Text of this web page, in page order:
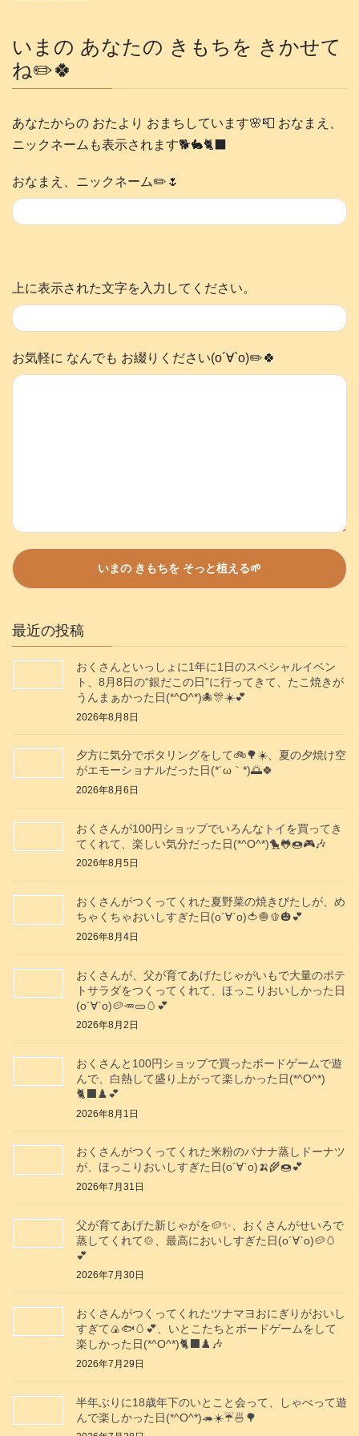
いまの あなたの きもちを きかせて
ね✏️🍀
あなたからの おたより おまちしています🌸📮 おなまえ、
ニックネームも表示されます🐕️🐇🐈‍⬛
おなまえ、ニックネーム✏️🌷
上に表示された文字を入力してください。
お気軽に なんでも お綴りください(о´∀`о)✏️🍀
最近の投稿
おくさんといっしょに1年に1日のスペシャルイベン
ト、8月8日の“銀だこの日”に行ってきて、たこ焼きが
うんまぁかった日(*^O^*)🐙🎊☀️💕
2026年8月8日
夕方に気分でポタリングをして🚲️🌳☀️、夏の夕焼け空
がエモーショナルだった日(⁠*⁠´⁠ω⁠｀⁠*⁠)🌅🍀
2026年8月6日
おくさんが100円ショップでいろんなトイを買ってき
てくれて、楽しい気分だった日(*^O^*)🐤🐸🍩🎮️🎶
2026年8月5日
おくさんがつくってくれた夏野菜の焼きびたしが、め
ちゃくちゃおいしすぎた日(о´∀`о)🍅🧅🫑🎃💕
2026年8月4日
おくさんが、父が育てあげたじゃがいもで大量のポテ
トサラダをつくってくれて、ほっこりおいしかった日
(о´∀`о)🥔🥕🥒🥚💕
2026年8月2日
おくさんと100円ショップで買ったボードゲームで遊
んで、白熱して盛り上がって楽しかった日(*^O^*)
🐈‍⬛♟️💕
2026年8月1日
おくさんがつくってくれた米粉のバナナ蒸しドーナツ
が、ほっこりおいしすぎた日(о´∀`о)🍌🌾🍩💕
2026年7月31日
父が育てあげた新じゃがを🥔✨️、おくさんがせいろで
蒸してくれて🍲、最高においしすぎた日(о´∀`о)🥔🥚
💕
2026年7月30日
おくさんがつくってくれたツナマヨおにぎりがおいし
すぎて🍙🐟️🥚💕、いとこたちとボードゲームをして
楽しかった日(*^O^*)🐈‍⬛♟️🎶
2026年7月29日
半年ぶりに18歳年下のいとこと会って、しゃべって遊
んで楽しかった日(*^O^*)🦔☀️☔🍜🌳